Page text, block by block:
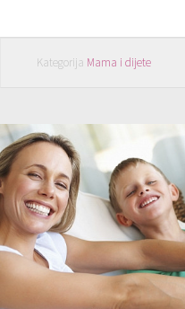
Kategorija Mama i dijete